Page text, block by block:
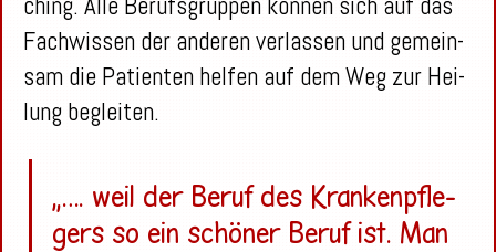
Fach­wis­sen der an­de­ren ver­las­sen und ge­mein­
sam die Pa­ti­en­ten hel­fen auf dem Weg zur Hei­
lung be­glei­ten.
„…. weil der Beruf des Kran­ken­pfle­
gers so ein schö­ner Beruf ist. Man